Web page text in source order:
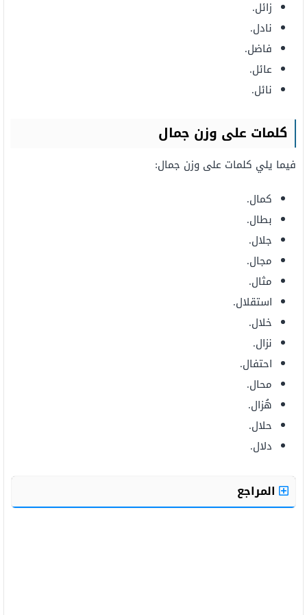
زائل.
نادل.
فاضل.
عائل.
نائل.
كلمات على وزن جمال
فيما يلي كلمات على وزن جمال:
كمال.
بطال.
جلال.
مجال.
مثال.
استقلال.
خلال.
نزال.
احتفال.
محال.
هُزال.
حلال.
دلال.
المراجع